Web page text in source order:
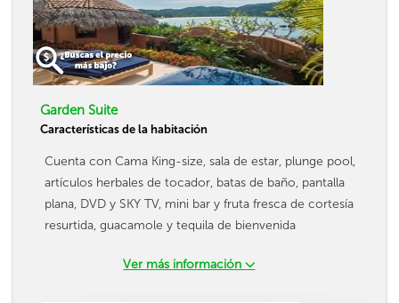
Garden Suite
Características de la habitación
Cuenta con Cama King-size, sala de estar, plunge pool,
artículos herbales de tocador, batas de baño, pantalla
plana, DVD y SKY TV, mini bar y fruta fresca de cortesía
resurtida, guacamole y tequila de bienvenida
Ver más información